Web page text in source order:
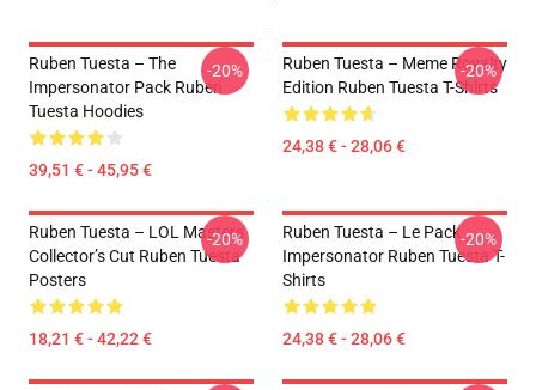
Ruben Tuesta – The
Impersonator Pack Ruben
Tuesta Hoodies
39,51 € - 45,95 €
-20%
Ruben Tuesta – Meme Royalty
Edition Ruben Tuesta T-Shirts
24,38 € - 28,06 €
-20%
Ruben Tuesta – LOL Masters
Collector’s Cut Ruben Tuesta
Posters
18,21 € - 42,22 €
-20%
Ruben Tuesta – Le Pack
Impersonator Ruben Tuesta T-
Shirts
24,38 € - 28,06 €
-20%